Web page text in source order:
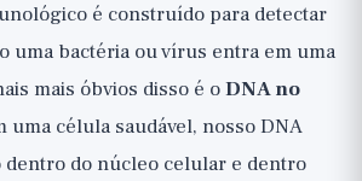
vazam DNA
atuais
cGAS-STING impulsiona o
é construído para detectar
uma bactéria ou vírus entra em uma
mais óbvios disso é oDNA no
uma célula saudável, nosso DNA
dentro do núcleo celular e dentro